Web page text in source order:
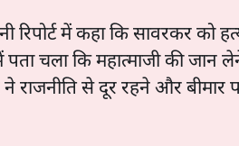
में कहा कि सावरकर को
पता चला कि महात्माजी की
राजनीति से दूर रहने और बीमार